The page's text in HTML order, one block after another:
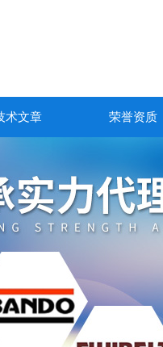
术文章 荣誉资质